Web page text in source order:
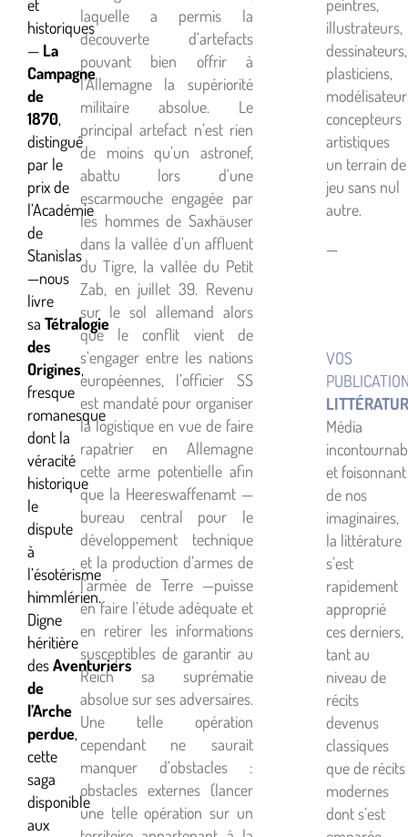
et
historiques
— La
Campagne
de
1870,
distingué
par le
prix de
l’Académie
de
Stanislas
—nous
livre
sa Tétralogie
des
Origines,
fresque
romanesque
dont la
véracité
historique
le
dispute
à
l’ésotérisme
himmlérien.
Digne
héritière
desAventuriers
de
l’Arche
perdue,
cette
saga
disponible
aux
laquelle a permis la
découverte d’artefacts
pouvant bien offrir à
l’Allemagne la supériorité
militaire absolue. Le
principal artefact n’est rien
de moins qu’un astronef,
abattu lors d’une
escarmouche engagée par
les hommes de Saxhäuser
dans la vallée d’un affluent
du Tigre, la vallée du Petit
Zab, en juillet 39. Revenu
sur le sol allemand alors
que le conflit vient de
s’engager entre les nations
européennes, l’officier SS
est mandaté pour organiser
la logistique en vue de faire
rapatrier en Allemagne
cette arme potentielle afin
que la Heereswaffenamt —
bureau central pour le
développement technique
et la production d’armes de
l’armée de Terre —puisse
en faire l’étude adéquate et
en retirer les informations
susceptibles de garantir au
Reich sa suprématie
absolue sur ses adversaires.
Une telle opération
cependant ne saurait
manquer d’obstacles :
obstacles externes (lancer
une telle opération sur un
peintres,
illustrateurs,
dessinateurs,
plasticiens,
concepteurs
artistiques
un terrain de
jeu sans nul
autre.
—
VOS
Média
et foisonnant
de nos
imaginaires,
la littérature
s’est
rapidement
approprié
ces derniers,
tant au
niveau de
récits
devenus
classiques
que de récits
modernes
dont s’est